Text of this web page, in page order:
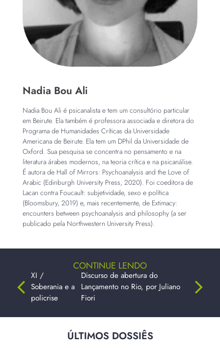
Nadia Bou Ali
Nadia Bou Ali é psicanalista e tem um consultório particular
em Beirute. Ela também é professora associada e diretora do
Programa de Humanidades Críticas da Universidade
Americana de Beirute. Ela tem um DPhil da Universidade de
Oxford. Sua pesquisa se concentra no pensamento e na
literatura árabes modernos, na teoria crítica e na psicanálise.
É autora de Hall of Mirrors: Psychoanalysis and the Love of
Arabic (Edinburgh University Press, 2020). Foi coeditora de
Lacan contra Foucault: subjetividade, sexo e política
(Bloomsbury, 2019) e, mais recentemente, de Extimacy:
encounters between psychoanalysis and philosophy (a ser
publicado pela Northwestern University Press).
CONTINUE LENDO
XI /
Soberania e a
policrise
Discurso de abertura do
Lançamento no Rio, por Juliano
Fiori
ÚLTIMOS DOSSIÊS